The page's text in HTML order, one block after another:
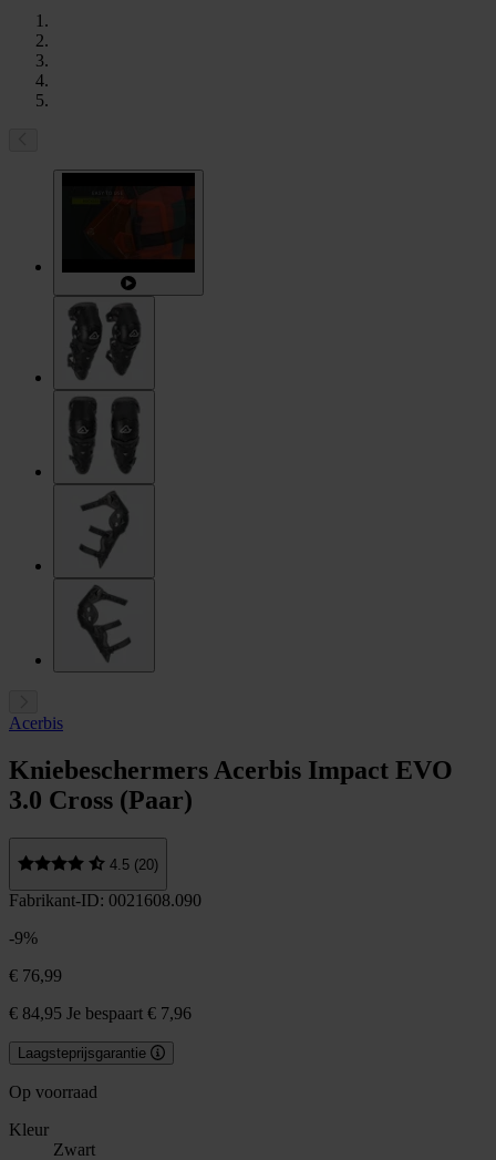
Acerbis
Kniebeschermers Acerbis Impact EVO
3.0 Cross (Paar)
4.5 (20)
Fabrikant-ID: 0021608.090
-9%
€ 76,99
€ 84,95 Je bespaart € 7,96
Laagsteprijsgarantie
Op voorraad
Kleur
Zwart